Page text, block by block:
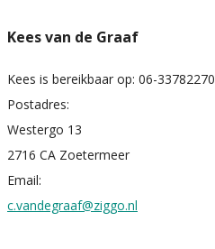
Kees van de Graaf
Kees is bereikbaar op: 06-33782270
Postadres:
Westergo 13
2716 CA Zoetermeer
Email:
c.vandegraaf@ziggo.nl